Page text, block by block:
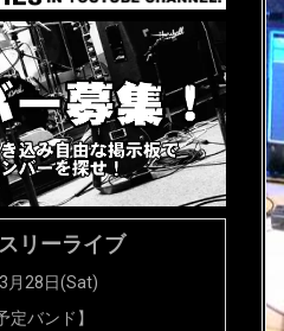
リーライブ
月28日(Sat)
定バンド】